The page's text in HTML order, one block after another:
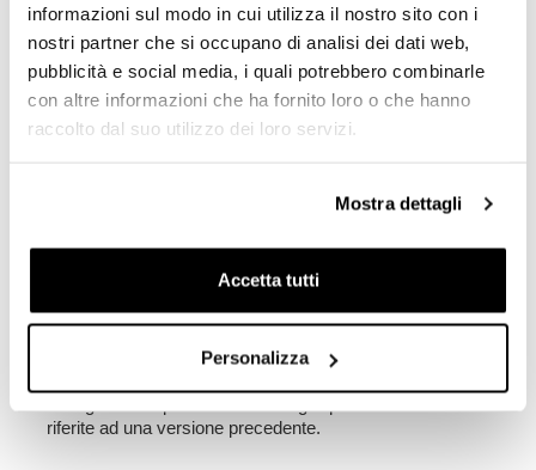
informazioni sul modo in cui utilizza il nostro sito con i
nostri partner che si occupano di analisi dei dati web,
pubblicità e social media, i quali potrebbero combinarle
con altre informazioni che ha fornito loro o che hanno
raccolto dal suo utilizzo dei loro servizi.
Mostra dettagli
Accetta tutti
Personalizza
DESCRIZIONE
Ammortizzatore Öhlins S36ER1L
Corpo mono da 36 mm
Stelo da 14 mm
Si monta in pochi minuti e migliora notevolmente il
confort e le prestazioni della vostra moto.
Questi prodotti sono preparati e settati secondo nostre
riferite ad una versione precedente.